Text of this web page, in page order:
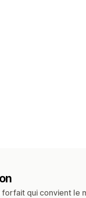
forfait qui convient le